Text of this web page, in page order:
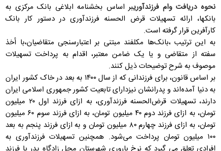
نحوه دریافت وام فرزندآوریبر اساس بخشنامه ابلاغی بانک مرکزی به
بانکها، ارائه تسهیلات قرض الحسنه فرزندآوری در دستور کار بانک
کارآفرین قرار گرفته است.
به این ترتیب ،بانک‌ها مکلفند مبتنی بر اعتبارسنجی متقاضیان،با أخذ
سفته از متقاضی و یا یک ضامن معتبر، اقدام به پرداخت تسهیلات
موصوف به شرح توضیحات ذیل کنند.
بر اساس قانون، برای فرزندانی که از سال ۱۴۰۰ به بعد در خاک کشور ایران
به دنیا آمده‌اند و پدرانشان نیزدارای تابعیت کشور جمهوری اسلامی ایران
دارند، تسهیلات قرض‌الحسنه فرزندآوری، به ازای فرزند اول‌ ۲۰ میلیون
تومان، به ازای فرزند دوم ۴۰ میلیون تومان، به ازای فرزند سوم ۶۰ میلیون
تومان، به ازای فرزند چهارم ۸۰ میلیون تومان و به ازای فرزند پنجم به بعد
۱۰۰ میلیون تومان پرداخت می‌شود. همچنین تسهیلات فرزندآوری به
افرادی تعلق می گیرد که نرخ باروری شهرستان محل زادگاه پدر یا فرزند